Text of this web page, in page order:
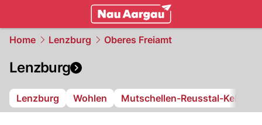
Home Lenzburg Oberes Freiamt
Lenzburg
Lenzburg Wohlen Mutschellen-Reusstal-